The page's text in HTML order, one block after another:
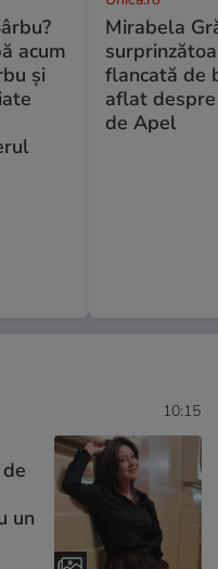
acum
și
Mirabela
flancată de
aflat
de Apel
10:15
un